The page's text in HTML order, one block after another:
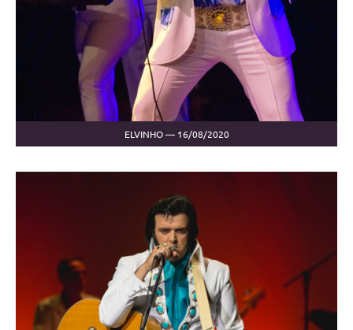
ELVINHO — 16/08/2020